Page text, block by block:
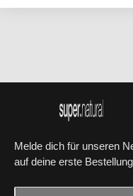
Melde dich für unseren
auf deine erste